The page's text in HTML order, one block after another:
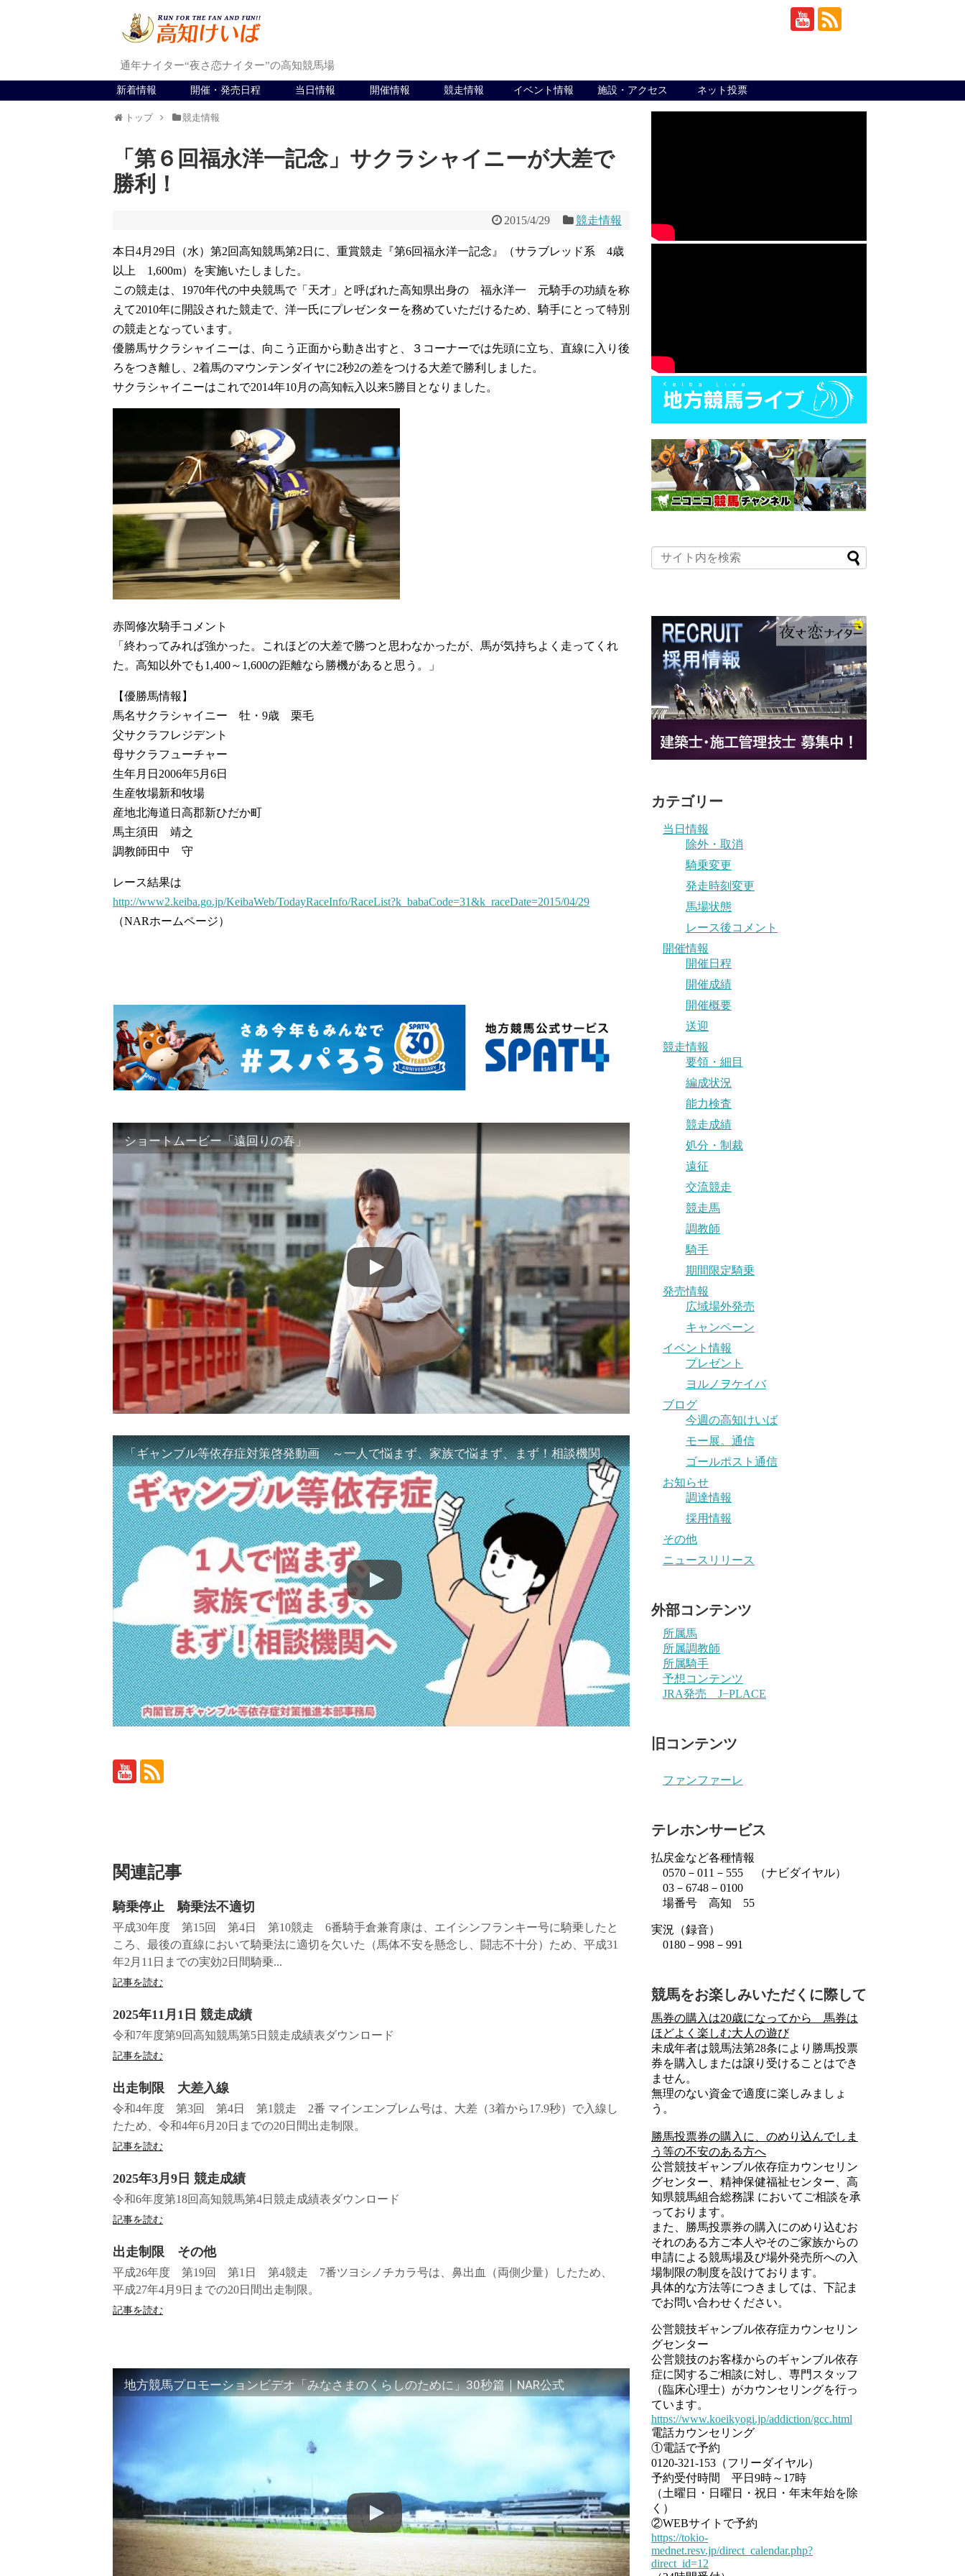
通年ナイター“夜さ恋ナイター”の高知競馬場
新着情報 開催・発売日程 当日情報 開催情報 競走情報 イベント情報 施設・アクセス ネット投票
トップ 競走情報
「第６回福永洋一記念」サクラシャイニーが大差で
勝利！
2015/4/29 競走情報
本日4月29日（水）第2回高知競馬第2日に、重賞競走『第6回福永洋一記念』（サラブレッド系 4歳
以上 1,600m）を実施いたしました。
この競走は、1970年代の中央競馬で「天才」と呼ばれた高知県出身の 福永洋一 元騎手の功績を称
えて2010年に開設された競走で、洋一氏にプレゼンターを務めていただけるため、騎手にとって特別
の競走となっています。
優勝馬サクラシャイニーは、向こう正面から動き出すと、３コーナーでは先頭に立ち、直線に入り後
ろをつき離し、2着馬のマウンテンダイヤに2秒2の差をつける大差で勝利しました。
サクラシャイニーはこれで2014年10月の高知転入以来5勝目となりました。
赤岡修次騎手コメント
「終わってみれば強かった。これほどの大差で勝つと思わなかったが、馬が気持ちよく走ってくれ
た。高知以外でも1,400～1,600の距離なら勝機があると思う。」
【優勝馬情報】
馬名サクラシャイニー 牡・9歳 栗毛
父サクラフレジデント
母サクラフューチャー
生年月日2006年5月6日
生産牧場新和牧場
産地北海道日高郡新ひだか町
馬主須田 靖之
調教師田中 守
レース結果は
http://www2.keiba.go.jp/KeibaWeb/TodayRaceInfo/RaceList?k_babaCode=31&k_raceDate=2015/04/29
（NARホームページ）
ショートムービー「遠回りの春」
「ギャンブル等依存症対策啓発動画 ～一人で悩まず、家族で悩まず、まず！相談機関へ～」
関連記事
騎乗停止 騎乗法不適切
平成30年度 第15回 第4日 第10競走 6番騎手倉兼育康は、エイシンフランキー号に騎乗したと
ころ、最後の直線において騎乗法に適切を欠いた（馬体不安を懸念し、闘志不十分）ため、平成31
年2月11日までの実効2日間騎乗...
記事を読む
2025年11月1日 競走成績
令和7年度第9回高知競馬第5日競走成績表ダウンロード
記事を読む
出走制限 大差入線
令和4年度 第3回 第4日 第1競走 2番 マインエンブレム号は、大差（3着から17.9秒）で入線し
たため、令和4年6月20日までの20日間出走制限。
記事を読む
2025年3月9日 競走成績
令和6年度第18回高知競馬第4日競走成績表ダウンロード
記事を読む
出走制限 その他
平成26年度 第19回 第1日 第4競走 7番ツヨシノチカラ号は、鼻出血（両側少量）したため、
平成27年4月9日までの20日間出走制限。
記事を読む
地方競馬プロモーションビデオ「みなさまのくらしのために」30秒篇｜NAR公式
カテゴリー
当日情報
除外・取消
騎乗変更
発走時刻変更
馬場状態
レース後コメント
開催情報
開催日程
開催成績
開催概要
送迎
競走情報
要領・細目
編成状況
能力検査
競走成績
処分・制裁
遠征
交流競走
競走馬
調教師
騎手
期間限定騎乗
発売情報
広域場外発売
キャンペーン
イベント情報
プレゼント
ヨルノヲケイバ
ブログ
今週の高知けいば
モー展。通信
ゴールポスト通信
お知らせ
調達情報
採用情報
その他
ニュースリリース
外部コンテンツ
所属馬
所属調教師
所属騎手
予想コンテンツ
JRA発売 J−PLACE
旧コンテンツ
ファンファーレ
テレホンサービス
払戻金など各種情報
0570－011－555 （ナビダイヤル）
03－6748－0100
場番号 高知 55
実況（録音）
0180－998－991
競馬をお楽しみいただくに際して
馬券の購入は20歳になってから 馬券は
ほどよく楽しむ大人の遊び
未成年者は競馬法第28条により勝馬投票
券を購入しまたは譲り受けることはでき
ません。
無理のない資金で適度に楽しみましょ
う。
勝馬投票券の購入に、のめり込んでしま
う等の不安のある方へ
公営競技ギャンブル依存症カウンセリン
グセンター、精神保健福祉センター、高
知県競馬組合総務課 においてご相談を承
っております。
また、勝馬投票券の購入にのめり込むお
それのある方ご本人やそのご家族からの
申請による競馬場及び場外発売所への入
場制限の制度を設けております。
具体的な方法等につきましては、下記ま
でお問い合わせください。
公営競技ギャンブル依存症カウンセリン
グセンター
公営競技のお客様からのギャンブル依存
症に関するご相談に対し、専門スタッフ
（臨床心理士）がカウンセリングを行っ
ています。
https://www.koeikyogi.jp/addiction/gcc.html
電話カウンセリング
①電話で予約
0120-321-153（フリーダイヤル）
予約受付時間 平日9時～17時
（土曜日・日曜日・祝日・年末年始を除
く）
②WEBサイトで予約
https://tokio-
mednet.resv.jp/direct_calendar.php?
direct_id=12